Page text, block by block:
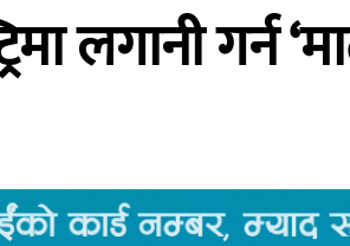
लगानी गर्न